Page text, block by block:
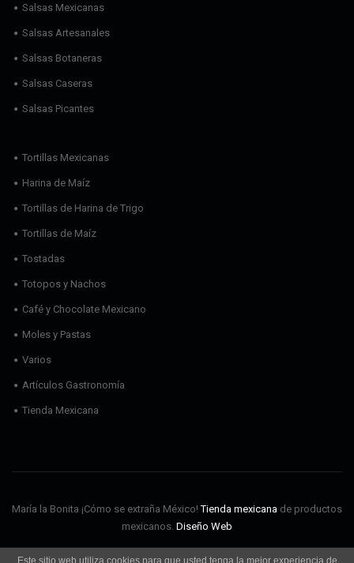
Este sitio web utiliza cookies para que usted tenga la mejor experiencia de
Salsas Mexicanas
Salsas Artesanales
Salsas Botaneras
Salsas Caseras
Salsas Picantes
Tortillas Mexicanas
Harina de Maíz
Tortillas de Harina de Trigo
Tortillas de Maíz
Tostadas
Totopos y Nachos
Café y Chocolate Mexicano
Moles y Pastas
Varios
Artículos Gastronomía
Tienda Mexicana
María la Bonita ¡Cómo se extraña México!Tienda mexicana de productos
mexicanos. Diseño Web